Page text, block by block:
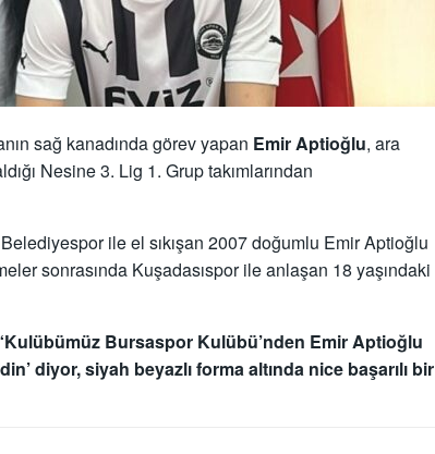
sağ kanadında görev yapan Emir Aptioğlu, ara
Nesine 3. Lig 1. Grup takımlarından
ile el sıkışan 2007 doğumlu Emir Aptioğlu
sonrasında Kuşadasıspor ile anlaşan 18 yaşındaki
Bursaspor Kulübü’nden Emir Aptioğlu
diyor, siyah beyazlı forma altında nice başarılı bir